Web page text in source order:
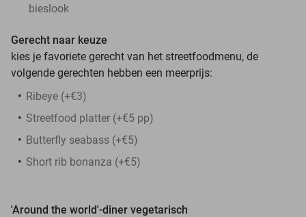
bieslook
Gerecht naar keuze
kies je favoriete gerecht van het streetfoodmenu, de
volgende gerechten hebben een meerprijs:
Ribeye (+€3)
Streetfood platter (+€5 pp)
⁠Butterfly seabass (+€5)
Short rib bonanza (+€5)
'Around the world'-diner vegetarisch